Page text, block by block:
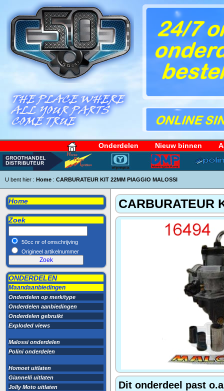
Onderdelen Nieuw binnen
U bent hier : Home : CARBURATEUR KIT 22MM PIAGGIO MALOSSI
Home
Zoek
50cc nr of omschrijving
Origineel artikelnummer
ONDERDELEN
Maandaanbiedingen
Onderdelen op merk/type
Onderdelen aanbiedingen
Onderdelen gebruikt
Exploded views
Malossi onderdelen
Polini onderdelen
Homoet uitlaten
Giannelli uitlaten
Jolly Moto uitlaten
CARBURATEUR
Dit onderdeel past